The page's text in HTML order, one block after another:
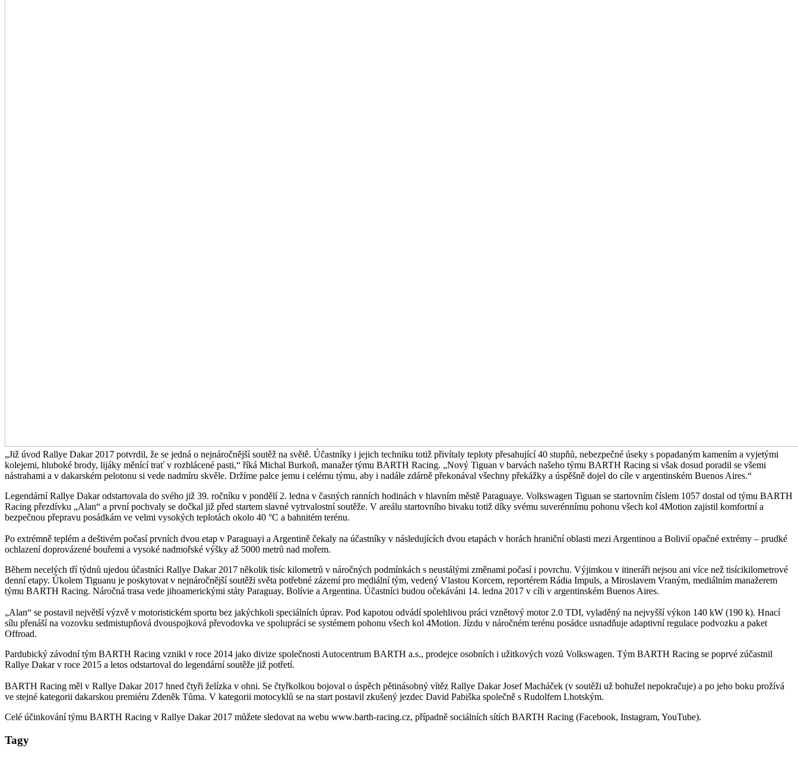
„Již úvod Rallye Dakar 2017 potvrdil, že se jedná o nejnáročnější soutěž na světě. Účastníky i jejich techniku totiž přivítaly teploty přesahující 40 stupňů, nebezpečné úseky s popadaným kamením a vyjetými
kolejemi, hluboké brody, lijáky měnící trať v rozblácené pasti,“ říká Michal Burkoň, manažer týmu BARTH Racing. „Nový Tiguan v barvách našeho týmu BARTH Racing si však dosud poradil se všemi
nástrahami a v dakarském pelotonu si vede nadmíru skvěle. Držíme palce jemu i celému týmu, aby i nadále zdárně překonával všechny překážky a úspěšně dojel do cíle v argentinském Buenos Aires.“
Legendární Rallye Dakar odstartovala do svého již 39. ročníku v pondělí 2. ledna v časných ranních hodinách v hlavním městě Paraguaye. Volkswagen Tiguan se startovním číslem 1057 dostal od týmu BARTH
Racing přezdívku „Alan“ a první pochvaly se dočkal již před startem slavné vytrvalostní soutěže. V areálu startovního bivaku totiž díky svému suverénnímu pohonu všech kol 4Motion zajistil komfortní a
bezpečnou přepravu posádkám ve velmi vysokých teplotách okolo 40 °C a bahnitém terénu.
Po extrémně teplém a deštivém počasí prvních dvou etap v Paraguayi a Argentině čekaly na účastníky v následujících dvou etapách v horách hraniční oblasti mezi Argentinou a Bolivií opačné extrémy – prudké
ochlazení doprovázené bouřemi a vysoké nadmořské výšky až 5000 metrů nad mořem.
Během necelých tří týdnů ujedou účastníci Rallye Dakar 2017 několik tisíc kilometrů v náročných podmínkách s neustálými změnami počasí i povrchu. Výjimkou v itineráři nejsou ani více než tisícikilometrové
denní etapy. Úkolem Tiguanu je poskytovat v nejnáročnější soutěži světa potřebné zázemí pro mediální tým, vedený Vlastou Korcem, reportérem Rádia Impuls, a Miroslavem Vraným, mediálním manažerem
týmu BARTH Racing. Náročná trasa vede jihoamerickými státy Paraguay, Bolívie a Argentina. Účastníci budou očekáváni 14. ledna 2017 v cíli v argentinském Buenos Aires.
„Alan“ se postavil největší výzvě v motoristickém sportu bez jakýchkoli speciálních úprav. Pod kapotou odvádí spolehlivou práci vznětový motor 2.0 TDI, vyladěný na nejvyšší výkon 140 kW (190 k). Hnací
sílu přenáší na vozovku sedmistupňová dvouspojková převodovka ve spolupráci se systémem pohonu všech kol 4Motion. Jízdu v náročném terénu posádce usnadňuje adaptivní regulace podvozku a paket
Offroad.
Pardubický závodní tým BARTH Racing vznikl v roce 2014 jako divize společnosti Autocentrum BARTH a.s., prodejce osobních i užitkových vozů Volkswagen. Tým BARTH Racing se poprvé zúčastnil
Rallye Dakar v roce 2015 a letos odstartoval do legendární soutěže již potřetí.
BARTH Racing měl v Rallye Dakar 2017 hned čtyři želízka v ohni. Se čtyřkolkou bojoval o úspěch pětinásobný vítěz Rallye Dakar Josef Macháček (v soutěži už bohužel nepokračuje) a po jeho boku prožívá
ve stejné kategorii dakarskou premiéru Zdeněk Tůma. V kategorii motocyklů se na start postavil zkušený jezdec David Pabiška společně s Rudolfem Lhotským.
Celé účinkování týmu BARTH Racing v Rallye Dakar 2017 můžete sledovat na webu www.barth-racing.cz, případně sociálních sítích BARTH Racing (Facebook, Instagram, YouTube).
Tagy